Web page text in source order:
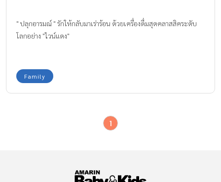
" ปลุกอารมณ์ " รักให้กลับมาเร่าร้อน ด้วยเครื่องดื่มสุดคลาสสิคระดับ
โลกอย่าง "ไวน์แดง"
Family
1